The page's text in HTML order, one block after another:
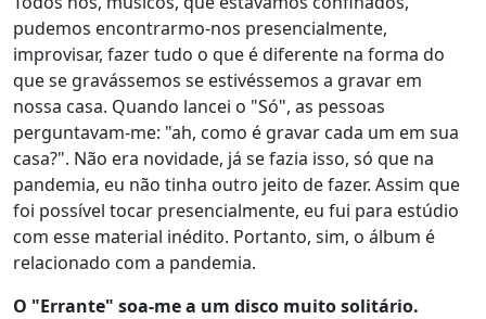
pudemos encontrarmo-nos presencialmente,
improvisar, fazer tudo o que é diferente na forma do
que se gravássemos se estivéssemos a gravar em
nossa casa. Quando lancei o "Só", as pessoas
perguntavam-me: "ah, como é gravar cada um em sua
casa?". Não era novidade, já se fazia isso, só que na
pandemia, eu não tinha outro jeito de fazer. Assim que
foi possível tocar presencialmente, eu fui para estúdio
com esse material inédito. Portanto, sim, o álbum é
relacionado com a pandemia.
O "Errante" soa-me a um disco muito solitário.